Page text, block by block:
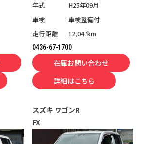
年式
H25年09月
車検
車検整備付
走行距離
12,047km
0436-67-1700
在庫お問い合わせ
詳細はこちら
スズキ ワゴンR
FX